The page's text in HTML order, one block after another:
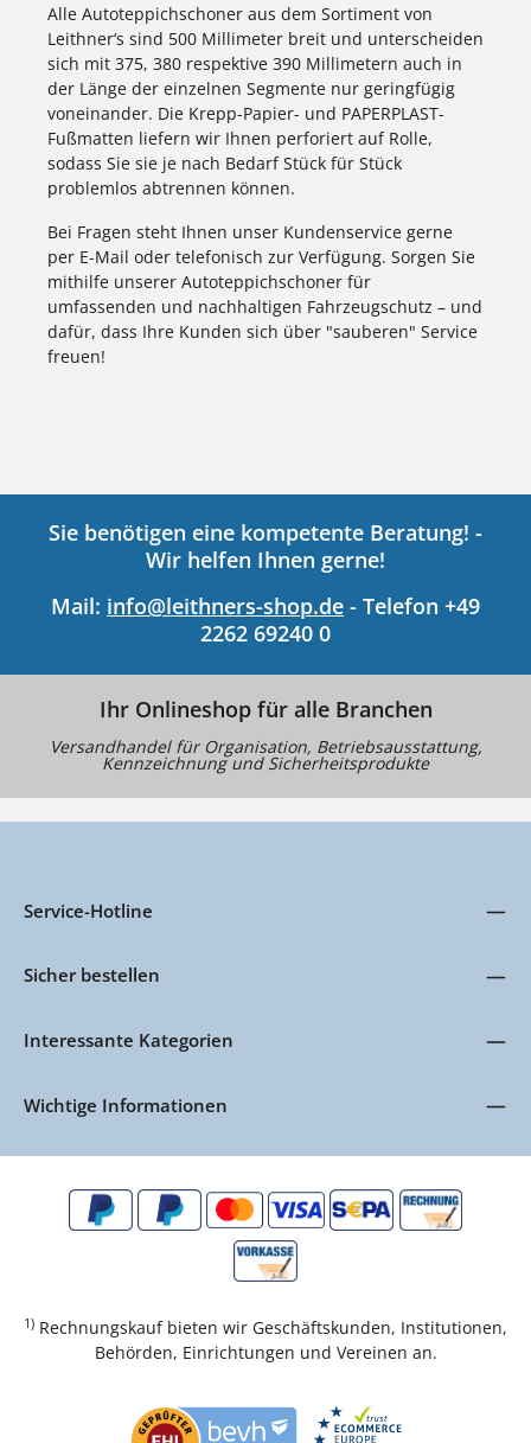
Alle Autoteppichschoner aus dem Sortiment von
Leithner‘s sind 500 Millimeter breit und unterscheiden
sich mit 375, 380 respektive 390 Millimetern auch in
der Länge der einzelnen Segmente nur geringfügig
voneinander. Die Krepp-Papier- und PAPERPLAST-
Fußmatten liefern wir Ihnen perforiert auf Rolle,
sodass Sie sie je nach Bedarf Stück für Stück
problemlos abtrennen können.
Bei Fragen steht Ihnen unser Kundenservice gerne
per E-Mail oder telefonisch zur Verfügung. Sorgen Sie
mithilfe unserer Autoteppichschoner für
umfassenden und nachhaltigen Fahrzeugschutz – und
dafür, dass Ihre Kunden sich über "sauberen" Service
freuen!
Sie benötigen eine kompetente Beratung! -
Wir helfen Ihnen gerne!
Mail: info@leithners-shop.de - Telefon +49
2262 69240 0
Ihr Onlineshop für alle Branchen
Versandhandel für Organisation, Betriebsausstattung,
Kennzeichnung und Sicherheitsprodukte
Service-Hotline
Sicher bestellen
Interessante Kategorien
Wichtige Informationen
1) Rechnungskauf bieten wir Geschäftskunden, Institutionen,
Behörden, Einrichtungen und Vereinen an.